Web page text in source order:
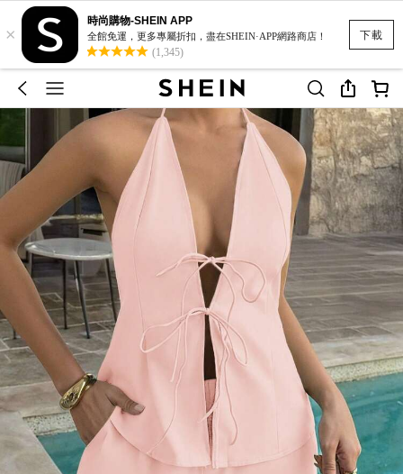
下載
×
時尚購物-SHEIN APP
全館免運，更多專屬折扣，盡在SHEIN·APP網路商店！
(1,345)